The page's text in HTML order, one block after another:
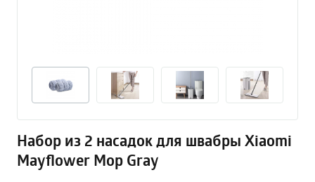
Набор из 2 насадок для швабры Xiaomi
Mayflower Mop Gray